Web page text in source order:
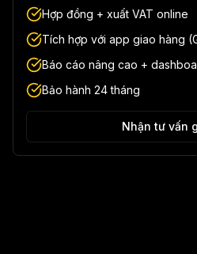
Hợp đồng + xuất VAT online
Tích hợp với app giao hàng
Báo cáo nâng cao +
Bảo hành 24 tháng
Nhận tư vấn